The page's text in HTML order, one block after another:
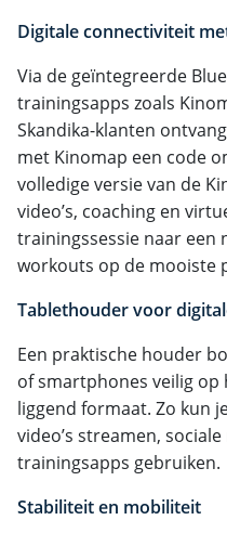
Digitale connectiviteit
Via de geïntegreerde
trainingsapps zoals
Skandika-klanten
met Kinomap een code
volledige versie van de
video’s, coaching en
trainingssessie naar een
workouts op de mooiste
Tablethouder voor
Een praktische houder
of smartphones veilig op
liggend formaat. Zo kun
video’s streamen,
trainingsapps gebruiken.
Stabiliteit en mobiliteit